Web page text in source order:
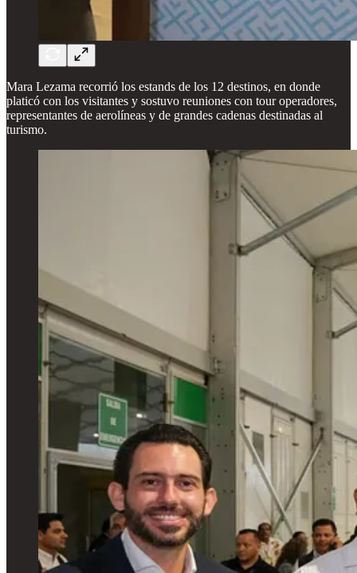
Mara Lezama recorrió los estands de los 12 destinos, en donde
platicó con los visitantes y sostuvo reuniones con tour operadores,
representantes de aerolíneas y de grandes cadenas destinadas al
turismo.